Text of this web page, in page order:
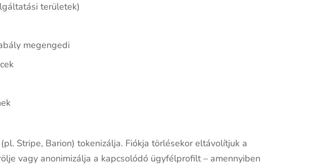
területek)
megengedi
Stripe, Barion) tokenizálja. Fiókja törlésekor eltávolítjuk a
vagy anonimizálja a kapcsolódó ügyfélprofilt – amennyiben